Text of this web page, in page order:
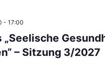
– Sitzung 3/2027
- 17:00